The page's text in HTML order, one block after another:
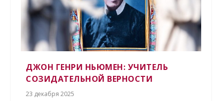
ДЖОН ГЕНРИ НЬЮМЕН: УЧИТЕЛЬ
СОЗИДАТЕЛЬНОЙ ВЕРНОСТИ
23 декабря 2025